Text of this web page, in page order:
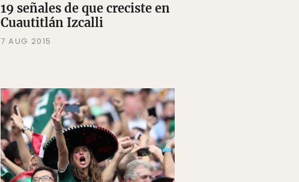
19 señales de que creciste en
Cuautitlán Izcalli
7 AUG 2015